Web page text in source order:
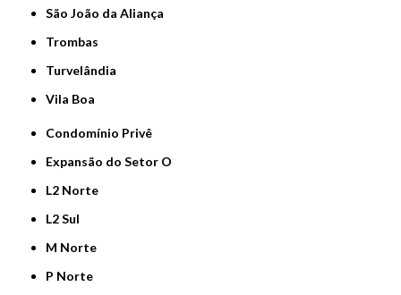
São João da Aliança
Trombas
Turvelândia
Vila Boa
Condomínio Privê
Expansão do Setor O
L2 Norte
L2 Sul
M Norte
P Norte